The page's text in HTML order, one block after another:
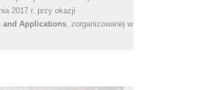
2017 r. przy okazji
and Applications , zorganizowanej w